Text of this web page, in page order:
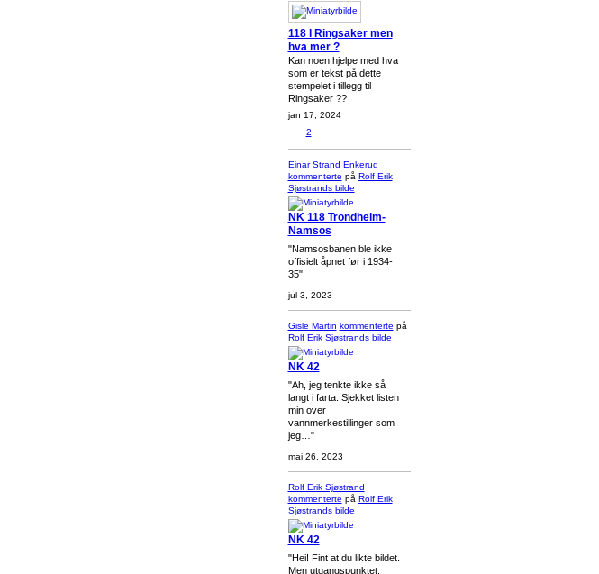
118 I Ringsaker men
hva mer ?
Kan noen hjelpe med hva
som er tekst på dette
stempelet i tillegg til
Ringsaker ??
jan 17, 2024
2
Einar Strand Enkerud
kommenterte på Rolf Erik
Sjøstrands bilde
NK 118 Trondheim-
Namsos
"Namsosbanen ble ikke
offisielt åpnet før i 1934-
35"
jul 3, 2023
Gisle Martin kommenterte på
Rolf Erik Sjøstrands bilde
NK 42
"Ah, jeg tenkte ikke så
langt i farta. Sjekket listen
min over
vannmerkestillinger som
jeg…"
mai 26, 2023
Rolf Erik Sjøstrand
kommenterte på Rolf Erik
Sjøstrands bilde
NK 42
"Hei! Fint at du likte bildet.
Men utgangspunktet,